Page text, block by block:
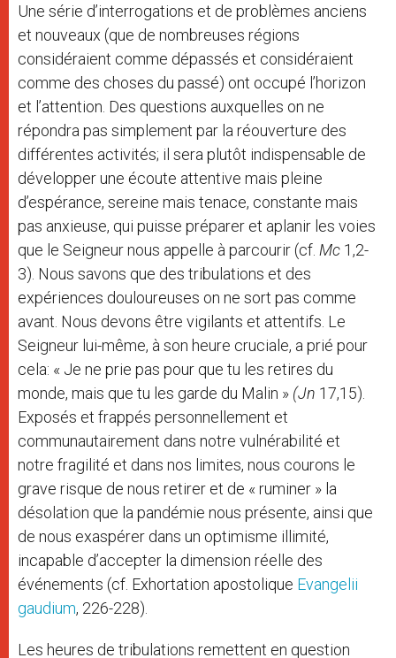
Une série d’interrogations et de problèmes anciens
et nouveaux (que de nombreuses régions
considéraient comme dépassés et considéraient
comme des choses du passé) ont occupé l’horizon
et l’attention. Des questions auxquelles on ne
répondra pas simplement par la réouverture des
différentes activités; il sera plutôt indispensable de
développer une écoute attentive mais pleine
d’espérance, sereine mais tenace, constante mais
pas anxieuse, qui puisse préparer et aplanir les voies
que le Seigneur nous appelle à parcourir (cf. Mc 1,2-
3). Nous savons que des tribulations et des
expériences douloureuses on ne sort pas comme
avant. Nous devons être vigilants et attentifs. Le
Seigneur lui-même, à son heure cruciale, a prié pour
cela: « Je ne prie pas pour que tu les retires du
monde, mais que tu les garde du Malin » (Jn 17,15).
Exposés et frappés personnellement et
communautairement dans notre vulnérabilité et
notre fragilité et dans nos limites, nous courons le
grave risque de nous retirer et de « ruminer » la
désolation que la pandémie nous présente, ainsi que
de nous exaspérer dans un optimisme illimité,
incapable d’accepter la dimension réelle des
événements (cf. Exhortation apostolique Evangelii
gaudium, 226-228).
Les heures de tribulations remettent en question